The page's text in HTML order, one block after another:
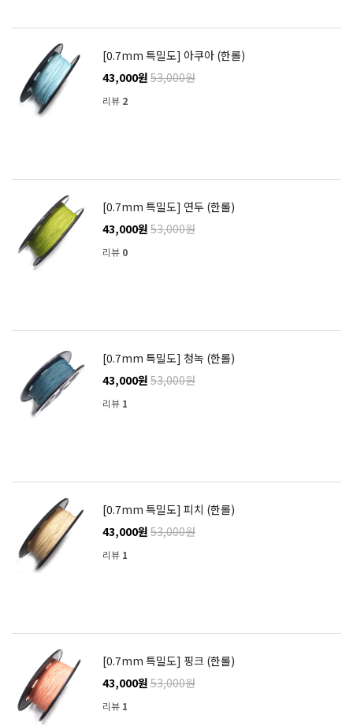
[0.7mm 특밀도] 아쿠아 (한롤)
43,000원 53,000원
리뷰 2
[0.7mm 특밀도] 연두 (한롤)
43,000원 53,000원
리뷰 0
[0.7mm 특밀도] 청녹 (한롤)
43,000원 53,000원
리뷰 1
[0.7mm 특밀도] 피치 (한롤)
43,000원 53,000원
리뷰 1
[0.7mm 특밀도] 핑크 (한롤)
43,000원 53,000원
리뷰 1